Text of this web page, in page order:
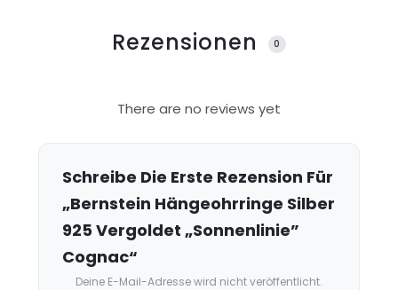
Rezensionen 0
z
There are no reviews yet
Schreibe Die Erste Rezension Für
„Bernstein Hängeohrringe Silber
925 Vergoldet „Sonnenlinie”
Cognac“
Deine E-Mail-Adresse wird nicht veröffentlicht.